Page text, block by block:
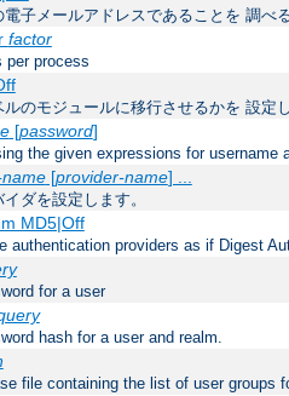
子メールアドレスであることを 調べ
factor
per process
のモジュールに移行させるかを 設定
[password]
the given expressions for username
[provider-name] ...
ダを設定します。
MD5|Off
authentication providers as if Digest
for a user
hash for a user and realm.
file containing the list of user groups